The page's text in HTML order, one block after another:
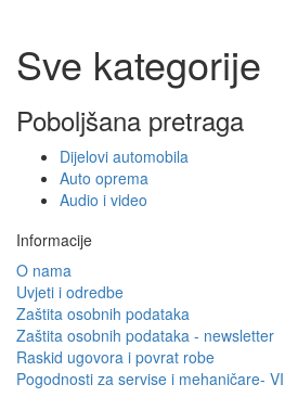
Sve kategorije
Poboljšana pretraga
Dijelovi automobila
Auto oprema
Audio i video
Informacije
O nama
Uvjeti i odredbe
Zaštita osobnih podataka
Zaštita osobnih podataka - newsletter
Raskid ugovora i povrat robe
Pogodnosti za servise i mehaničare-